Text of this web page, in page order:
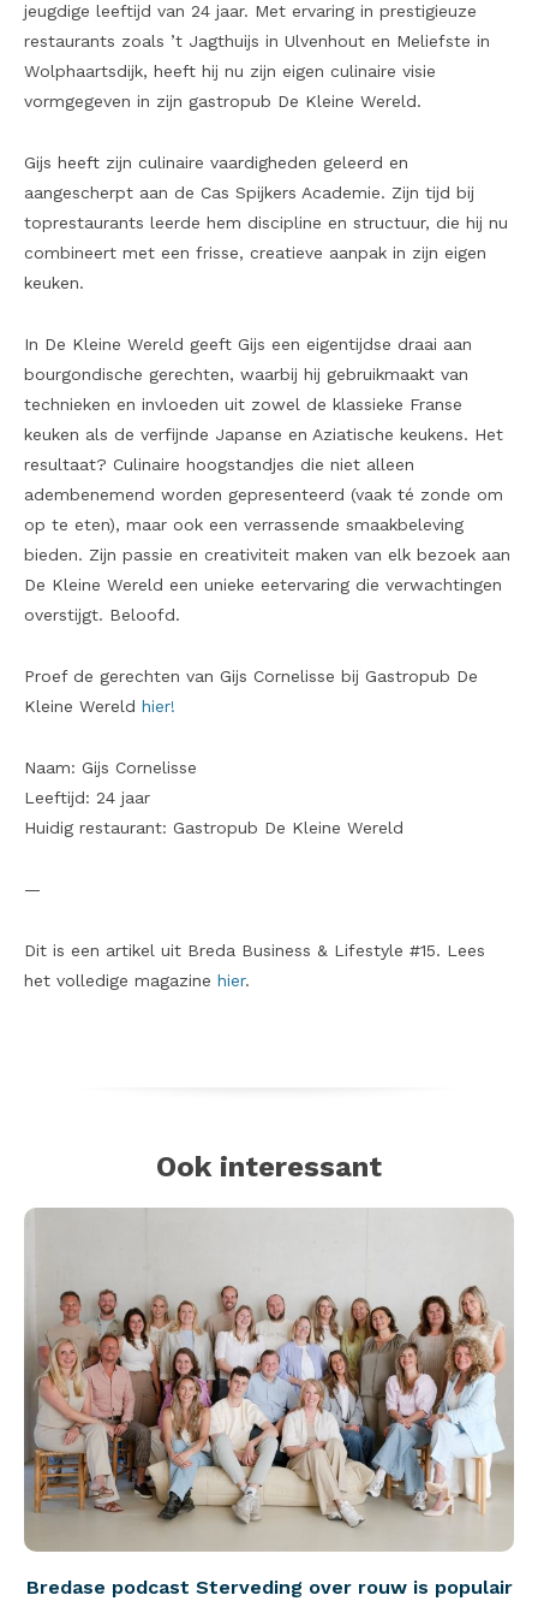
jeugdige leeftijd van 24 jaar. Met ervaring in prestigieuze
restaurants zoals ’t Jagthuijs in Ulvenhout en Meliefste in
Wolphaartsdijk, heeft hij nu zijn eigen culinaire visie
vormgegeven in zijn gastropub De Kleine Wereld.
Gijs heeft zijn culinaire vaardigheden geleerd en
aangescherpt aan de Cas Spijkers Academie. Zijn tijd bij
toprestaurants leerde hem discipline en structuur, die hij nu
combineert met een frisse, creatieve aanpak in zijn eigen
keuken.
In De Kleine Wereld geeft Gijs een eigentijdse draai aan
bourgondische gerechten, waarbij hij gebruikmaakt van
technieken en invloeden uit zowel de klassieke Franse
keuken als de verfijnde Japanse en Aziatische keukens. Het
resultaat? Culinaire hoogstandjes die niet alleen
adembenemend worden gepresenteerd (vaak té zonde om
op te eten), maar ook een verrassende smaakbeleving
bieden. Zijn passie en creativiteit maken van elk bezoek aan
De Kleine Wereld een unieke eetervaring die verwachtingen
overstijgt. Beloofd.
Proef de gerechten van Gijs Cornelisse bij Gastropub De
Kleine Wereld hier!
Naam: Gijs Cornelisse
Leeftijd: 24 jaar
Huidig restaurant: Gastropub De Kleine Wereld
—
Dit is een artikel uit Breda Business & Lifestyle #15. Lees
het volledige magazine hier.
Ook interessant
Bredase podcast Sterveding over rouw is populair